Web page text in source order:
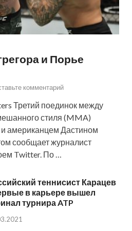
и Порье
комментарий
Третий поединок между
стиля (MMA)
американцем Дастином
сообщает журналист
Twitter. По …
теннисист Карацев
в карьере вышел
турнира ATP